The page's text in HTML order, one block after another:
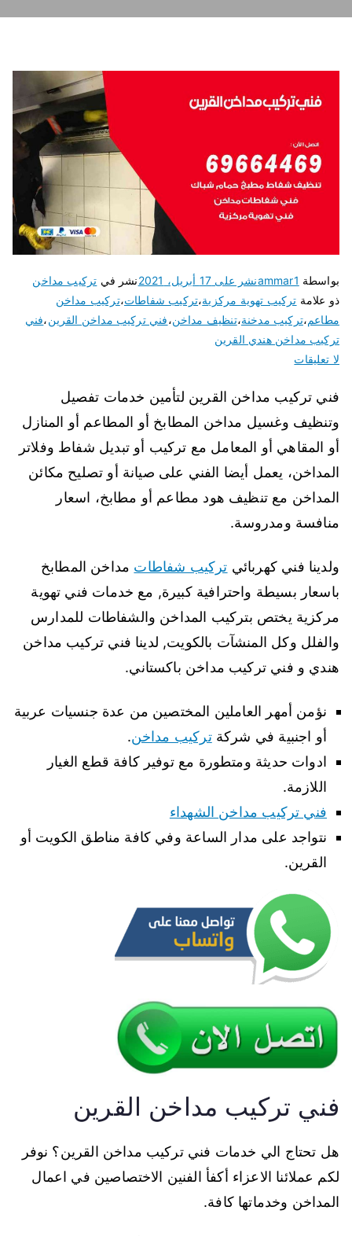
بواسطة ammar1نشر على 17 أبريل، 2021 نشر في تركيب مداخن
ذو علامة تركيب تهوية مركزية،تركيب شفاطات،تركيب مداخن
مطاعم،تركيب مدخنة،تنظيف مداخن،فني تركيب مداخن القرين،فني
تركيب مداخن هندي القرين
لا تعليقات
فني تركيب مداخن القرين لتأمين خدمات تفصيل
وتنظيف وغسيل مداخن المطابخ أو المطاعم أو المنازل
أو المقاهي أو المعامل مع تركيب أو تبديل شفاط وفلاتر
المداخن، يعمل أيضا الفني على صيانة أو تصليح مكائن
المداخن مع تنظيف هود مطاعم أو مطابخ، اسعار
منافسة ومدروسة.
ولدينا فني كهربائي تركيب شفاطات مداخن المطابخ
باسعار بسيطة واحترافية كبيرة, مع خدمات فني تهوية
مركزية يختص بتركيب المداخن والشفاطات للمدارس
والفلل وكل المنشآت بالكويت, لدينا فني تركيب مداخن
هندي و فني تركيب مداخن باكستاني.
نؤمن أمهر العاملين المختصين من عدة جنسيات عربية
أو اجنبية في شركةتركيب مداخن.
ادوات حديثة ومتطورة مع توفير كافة قطع الغيار
اللازمة.
فني تركيب مداخن الشهداء
نتواجد على مدار الساعة وفي كافة مناطق الكويت أو
القرين.
فني تركيب مداخن القرين
هل تحتاج الي خدمات فني تركيب مداخن القرين؟ نوفر
لكم عملائنا الاعزاء أكفأ الفنين الاختصاصين في اعمال
المداخن وخدماتها كافة.